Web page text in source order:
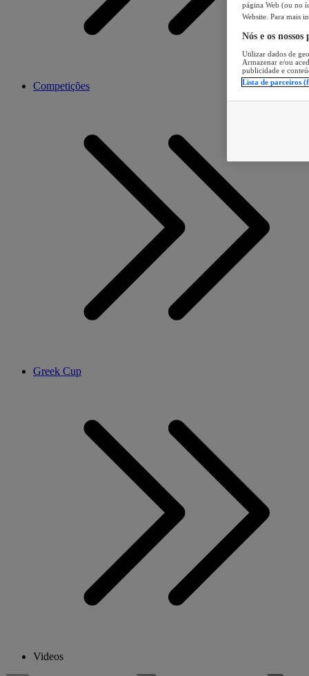
Competições
Greek Cup
Videos
página Web (ou no
Website. Para mais
Nós e os
Utilizar dados de
Armazenar e/ou
publicidade e
Lista de parceiros